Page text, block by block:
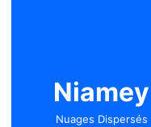
Niamey
Nuages Dispersés